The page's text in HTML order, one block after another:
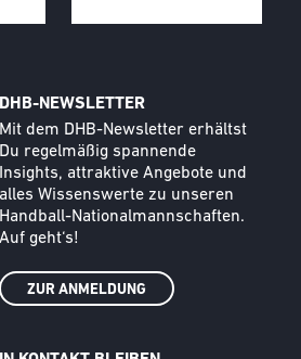
DHB-NEWSLETTER
Text
Mit dem DHB-Newsletter erhältst
Du regelmäßig spannende
Insights, attraktive Angebote und
alles Wissenswerte zu unseren
Handball-Nationalmannschaften.
Auf geht‘s!
ZUR ANMELDUNG